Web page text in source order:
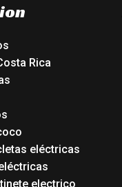
Rica
eléctricas
electrico